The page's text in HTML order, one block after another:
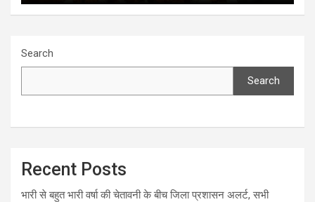
Search
Search
Recent Posts
भारी से बहुत भारी वर्षा की चेतावनी के बीच जिला प्रशासन अलर्ट, सभी